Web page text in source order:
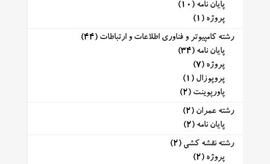
پایان نامه (10)
پروژه (1)
رشته کامپیوتر و فناوری اطلاعات و ارتباطات (44)
پایان نامه (34)
پروژه (7)
پروپوزال (1)
پاورپوینت (2)
رشته عمران (2)
پایان نامه (2)
رشته نقشه کشی (2)
پروژه (2)